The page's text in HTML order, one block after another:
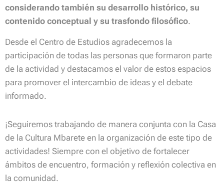
considerando también su desarrollo histórico, su
contenido conceptual y su trasfondo filosófico.
Desde el Centro de Estudios agradecemos la
participación de todas las personas que formaron parte
de la actividad y destacamos el valor de estos espacios
para promover el intercambio de ideas y el debate
informado.
¡Seguiremos trabajando de manera conjunta con la Casa
de la Cultura Mbarete en la organización de este tipo de
actividades! Siempre con el objetivo de fortalecer
ámbitos de encuentro, formación y reflexión colectiva en
la comunidad.